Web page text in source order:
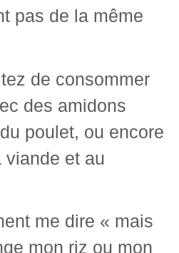
pas de la même
de consommer
des amidons
poulet, ou encore
viande et au
me dire « mais
mon riz ou mon